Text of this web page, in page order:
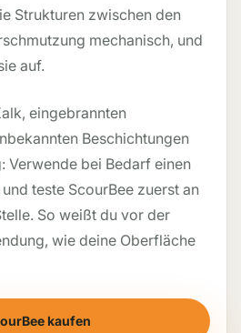
Strukturen zwischen den
mechanisch, und
auf.
eingebrannten
Beschichtungen
Verwende bei Bedarf einen
teste ScourBee zuerst an
So weißt du vor der
wie deine Oberfläche
kaufen